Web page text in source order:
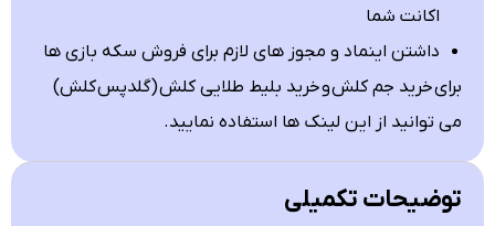
اکانت شما
داشتن اینماد و مجوز های لازم برای فروش سکه بازی ها
برایخرید جم کلشوخرید بلیط طلایی کلش(گلدپسکلش)
می توانید از این لینک ها استفاده نمایید.
توضیحات تکمیلی